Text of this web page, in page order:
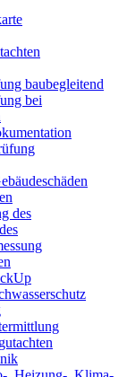
baubegleitend
bei
des